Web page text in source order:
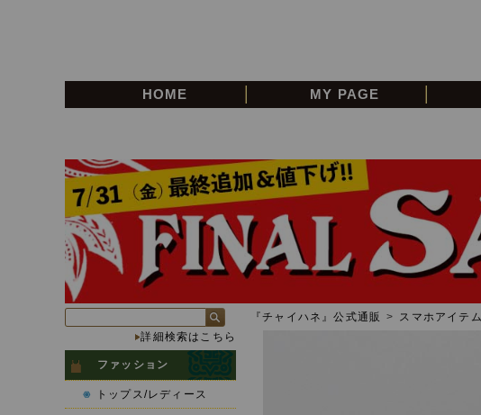
HOME MY PAGE
『チャイハネ』公式通販 > スマホアイテム
詳細検索はこちら
ファッション
トップス/レディース